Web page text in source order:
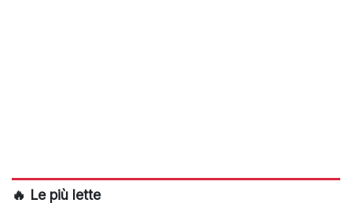
🔥 Le più lette